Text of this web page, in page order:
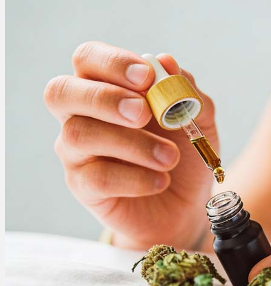
Cannabis Ärzte
Cannabis Rezept
Cannabis Apotheke
Cannabis Wirkung
Medizinisches Cannabis